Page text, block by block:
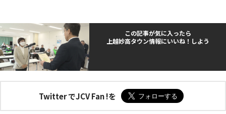
この記事が気に入ったら
上越妙高タウン情報にいいね！しよう
Twitter でJCV Fan !を